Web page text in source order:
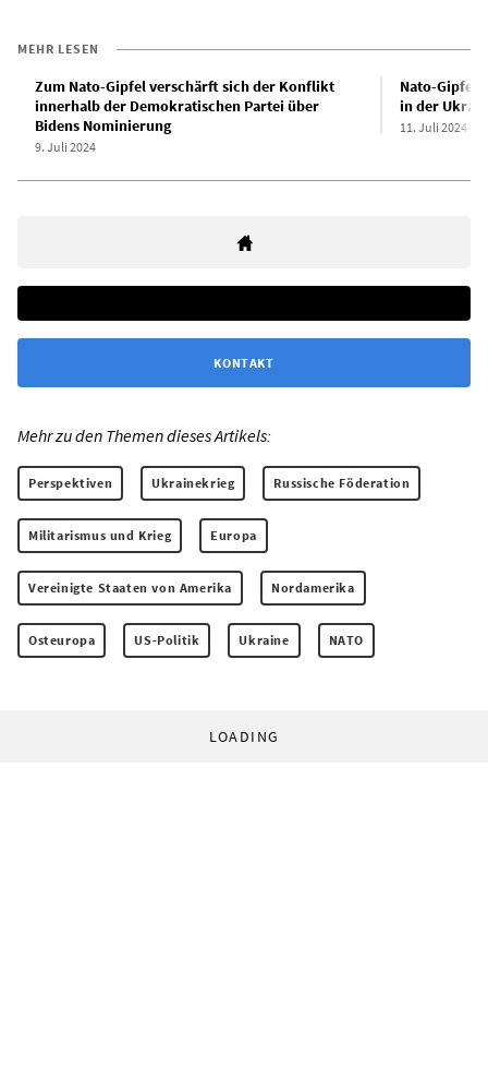
MEHR LESEN
Zum Nato-Gipfel verschärft sich der Konflikt
innerhalb der Demokratischen Partei über
Bidens Nominierung
9. Juli 2024
Nato-Gipfel
in der
11. Juli 2024
KONTAKT
Mehr zu den Themen dieses Artikels:
Perspektiven Ukrainekrieg Russische Föderation
Militarismus und Krieg Europa
Vereinigte Staaten von Amerika Nordamerika
Osteuropa US-Politik Ukraine NATO
LOADING